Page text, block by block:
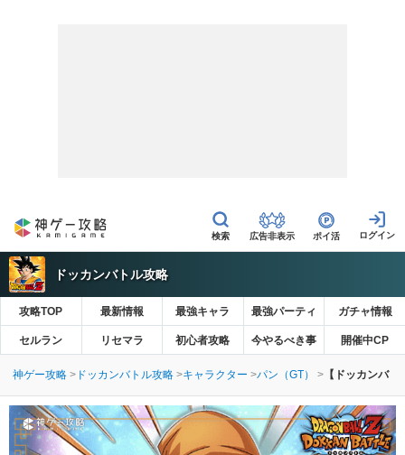
広告非表示 ポイ活
ドッカンバトル攻略
攻略TOP 最新情報 最強キャラ 最強パーティ ガチャ情報
セルラン リセマラ 初心者攻略 今やるべき事 開催中CP
神ゲー攻略 ドッカンバトル攻略 キャラクター パン（GT） 【ドッカンバ